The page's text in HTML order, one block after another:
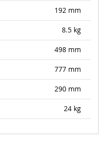
192 mm
8.5 kg
498 mm
777 mm
290 mm
24 kg